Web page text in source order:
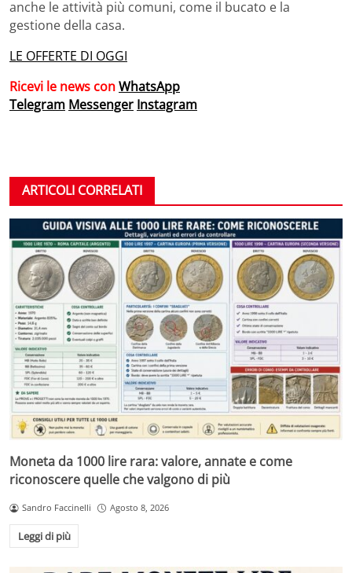
anche le attività più comuni, come il bucato e la
gestione della casa.
LE OFFERTE DI OGGI
Ricevi le news conWhatsApp
Telegram Messenger Instagram
ARTICOLI CORRELATI
Moneta da 1000 lire rara: valore, annate e come
riconoscere quelle che valgono di più
Sandro Faccinelli Agosto 8, 2026
Leggi di più